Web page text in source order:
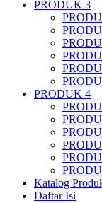
PRODUK 3
PRODUK 4
Katalog
Daftar Isi